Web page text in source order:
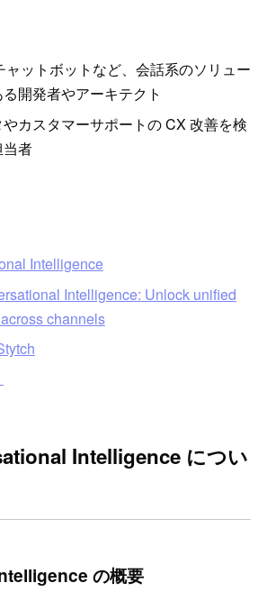
ャットボットなど、会話系のソリュー
開発者やアーキテクト
カスタマーサポートの CX 改善を検
者
Intelligence
Intelligence: Unlock unified
channels
Intelligence につい
の概要